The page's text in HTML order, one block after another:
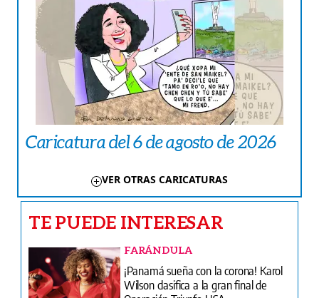
Caricatura del 6 de agosto de 2026
VER OTRAS CARICATURAS
TE PUEDE INTERESAR
FARÁNDULA
¡Panamá sueña con la corona! Karol
Wilson clasifica a la gran final de